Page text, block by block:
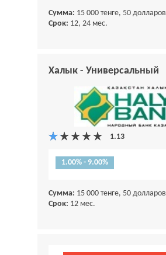
Сумма: 15 000 тенге, 50 долларов
Срок: 12, 24 мес.
Халык - Универсальный
1.00% - 9.00%
Сумма: 15 000 тенге, 50 долларов
Срок: 12 мес.